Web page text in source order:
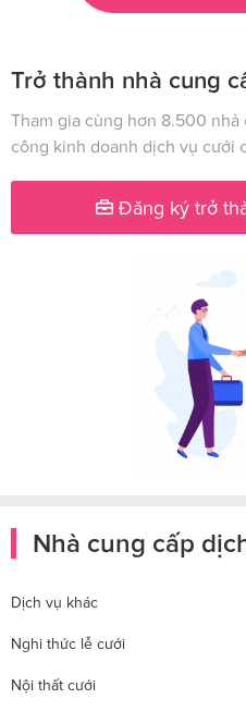
Trở thành nhà cung
Tham gia cùng hơn 8.500
công kinh doanh dịch vụ cưới
Đăng ký trở
Nhà cung cấp
Dịch vụ khác
Nghi thức lễ cưới
Nội thất cưới